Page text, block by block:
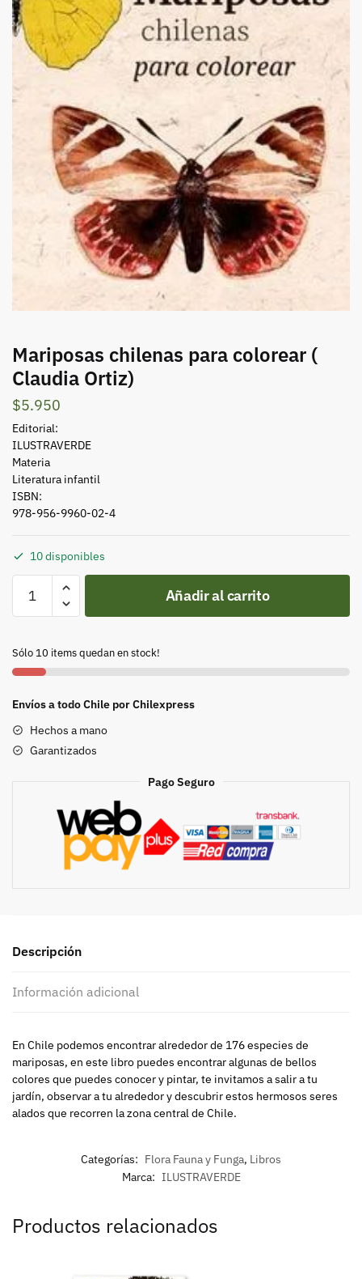
Mariposas chilenas para colorear (
Claudia Ortiz)
$5.950
Editorial:
ILUSTRAVERDE
Materia
Literatura infantil
ISBN:
978-956-9960-02-4
10 disponibles
Mariposas
chilenas
(
Claudia
Ortiz)
Añadir al carrito
Sólo 10 items quedan en stock!
Envíos a todo Chile por Chilexpress
Hechos a mano
Garantizados
Pago Seguro
Descripción
Información adicional
En Chile podemos encontrar alrededor de 176 especies de
mariposas, en este libro puedes encontrar algunas de bellos
colores que puedes conocer y pintar, te invitamos a salir a tu
jardín, observar a tu alrededor y descubrir estos hermosos seres
alados que recorren la zona central de Chile.
Categorías: Flora Fauna y Funga, Libros
Marca: ILUSTRAVERDE
Productos relacionados